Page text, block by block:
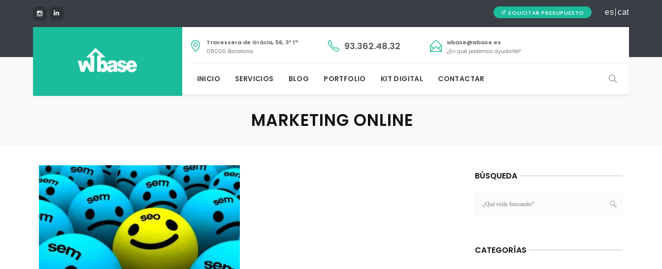
SOLICITAR PRESUPUESTO es cat
Travessera de Gràcia, 56, 3º 1ª
08006 Barcelona
93.362.48.32
wbase@wbase.es
¿En qué podemos ayudarte?
INICIO SERVICIOS BLOG PORTFOLIO KIT DIGITAL CONTACTAR
MARKETING ONLINE
BÚSQUEDA
CATEGORÍAS